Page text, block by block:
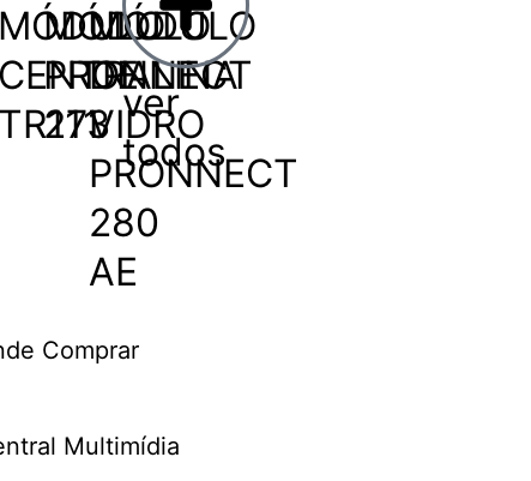
MÓDULO
PRONNECT
273
MÓDULO
DE
VIDRO
PRONNECT
280
AE
ver
todos
Comprar
Multimídia